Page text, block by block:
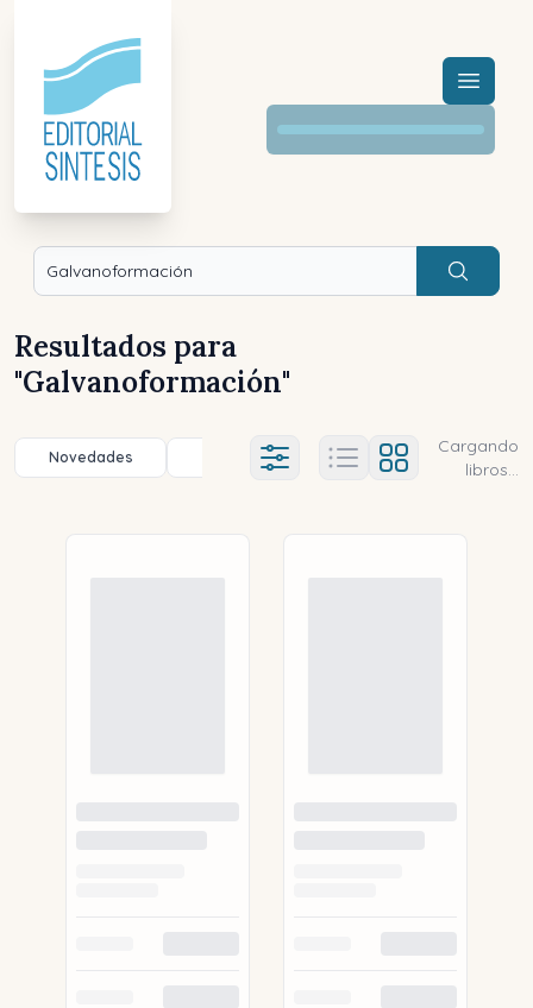
Menú
Buscar
Resultados para
"Galvanoformación"
Novedades Título (a-z) Título (z-a)
Ajustes abierto
Cargando
libros...